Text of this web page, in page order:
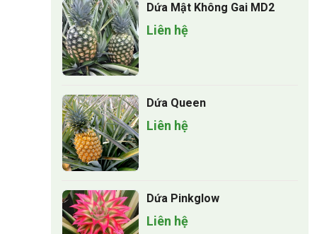
Dứa Mật Không Gai MD2
Liên hệ
Dứa Queen
Liên hệ
Dứa Pinkglow
Liên hệ